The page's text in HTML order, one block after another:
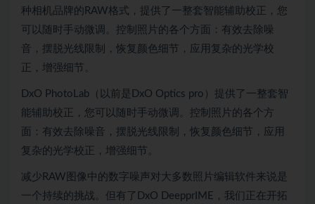
种相机品牌的RAW格式，提供了一整套智能辅助校正，您
可以随时手动微调。控制照片的各个方面：有效去除噪
音，摆脱光线限制，恢复颜色细节，应用复杂的光学校
正，增强细节。
DxO PhotoLab（以前是DxO Optics pro）提供了一整套智
能辅助校正，您可以随时手动微调。控制照片的各个方
面：有效去除噪音，摆脱光线限制，恢复颜色细节，应用
复杂的光学校正，增强细节。
减少RAW图像中的数字噪声对大多数照片编辑软件来说是
一个持续的挑战。但有了DxO DeepprIME，我们正在开拓